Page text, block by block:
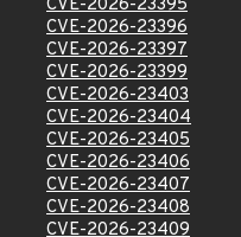
CVE-2026-23395
CVE-2026-23396
CVE-2026-23397
CVE-2026-23399
CVE-2026-23403
CVE-2026-23404
CVE-2026-23405
CVE-2026-23406
CVE-2026-23407
CVE-2026-23408
CVE-2026-23409